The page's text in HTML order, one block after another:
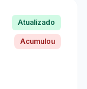
Atualizado
Acumulou